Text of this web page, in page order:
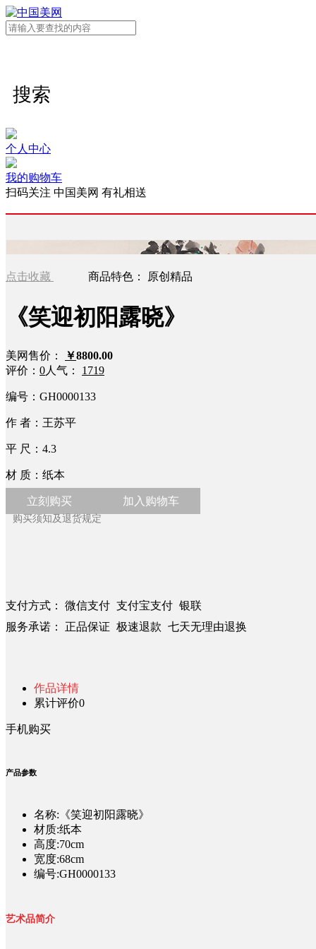
搜索
个人中心
我的购物车
扫码关注 中国美网 有礼相送
点击收藏 商品特色： 原创精品
《笑迎初阳露晓》
美网售价： ￥8800.00
评价： 0人气： 1719
编号： GH0000133
作 者： 王苏平
平 尺： 4.3
材 质： 纸本
立刻购买 加入购物车
购买须知及退货规定
支付方式： 微信支付 支付宝支付 银联
服务承诺： 正品保证 极速退款 七天无理由退换
作品详情
累计评价0
手机购买
产品参数
名称:《笑迎初阳露晓》
材质:纸本
高度:70cm
宽度:68cm
编号:GH0000133
艺术品简介